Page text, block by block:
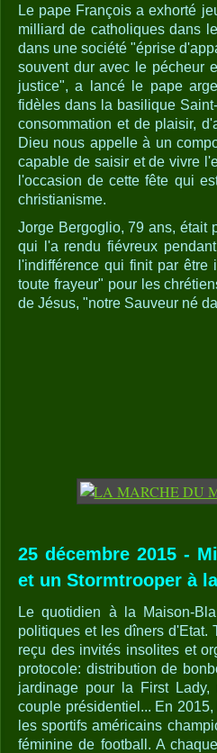
Le pape François a exhorté
milliard de catholiques dans
dans une société "éprise
souvent dur avec le pécheur
justice", a lancé le pape
fidèles dans la basilique
consommation et de plaisir,
Dieu nous appelle à un
capable de saisir et de vivre
l'occasion de cette fête qui
christianisme.
Jorge Bergoglio, 79 ans, était
qui l'a rendu fiévreux
l'indifférence qui finit par
toute frayeur" pour les
de Jésus, "notre Sauveur né
25 décembre 2015 -
et un Stormtrooper à
Le quotidien à la Maison-
politiques et les dîners d'Etat.
reçu des invités insolites et
protocole: distribution de
jardinage pour la First
couple présidentiel... En
les sportifs américains
féminine de football. A